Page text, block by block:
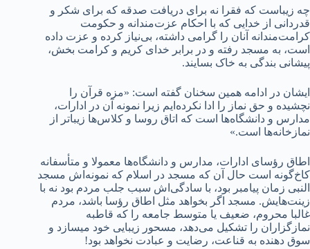
چه زیباست که فقرا نه برای دریافت صدقه که برای شکر و
قدردانی از خدایی که با احکام عزت‌مندانه و حکومت
کرامت‌مندانه آنان را گرامی داشته، بی‌نیاز کرده و عزت داده
است، به مسجد رفته و در برابر خدای کریم و کرامت بخش،
پیشانی بندگی به خاک بسایند.
ایشان در ادامه همین سخنان گفته است: «مزه قرآن را
نچشیده و حق نماز را ادا نکرده‌ایم زیرا نمونه آن در ادارات،
مدارس و دانشگاه‌ها است که اتاق روسا و کلاس‌ها زیباتر از
نمازخانه‌ها است.»
اطاق رؤسای ادارات، مدارس و دانشگاه‌ها معمولا و متأسفانه
کاخ‌گونه است حال آن که مسجد در اسلام که نمونه‌اش مسجد
النبی زمان پیامبر بود، با سادگی‌اش سبب جلب مردم بود نه با
زینت‌هایش. مسجد اگر بخواهد مثل اطاق رؤسا باشد، مردم
غالبا محروم، ضعیف یا متوسط جامعه را که قاطبه
نمازگزاران را تشکیل می‌دهد، مسحور زیبایی خود می‎سازد و
سوق دهنده به قناعت، رضایت و عبادت نخواهد بود!